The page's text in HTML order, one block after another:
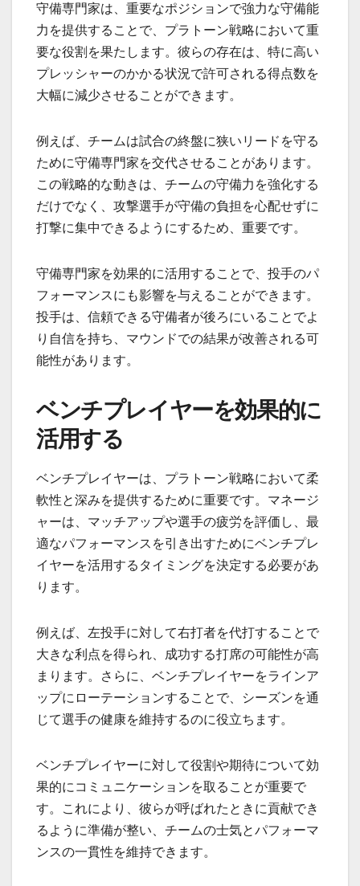
守備専門家は、重要なポジションで強力な守備能
力を提供することで、プラトーン戦略において重
要な役割を果たします。彼らの存在は、特に高い
プレッシャーのかかる状況で許可される得点数を
大幅に減少させることができます。
例えば、チームは試合の終盤に狭いリードを守る
ために守備専門家を交代させることがあります。
この戦略的な動きは、チームの守備力を強化する
だけでなく、攻撃選手が守備の負担を心配せずに
打撃に集中できるようにするため、重要です。
守備専門家を効果的に活用することで、投手のパ
フォーマンスにも影響を与えることができます。
投手は、信頼できる守備者が後ろにいることでよ
り自信を持ち、マウンドでの結果が改善される可
能性があります。
ベンチプレイヤーを効果的に
活用する
ベンチプレイヤーは、プラトーン戦略において柔
軟性と深みを提供するために重要です。マネージ
ャーは、マッチアップや選手の疲労を評価し、最
適なパフォーマンスを引き出すためにベンチプレ
イヤーを活用するタイミングを決定する必要があ
ります。
例えば、左投手に対して右打者を代打することで
大きな利点を得られ、成功する打席の可能性が高
まります。さらに、ベンチプレイヤーをラインア
ップにローテーションすることで、シーズンを通
じて選手の健康を維持するのに役立ちます。
ベンチプレイヤーに対して役割や期待について効
果的にコミュニケーションを取ることが重要で
す。これにより、彼らが呼ばれたときに貢献でき
るように準備が整い、チームの士気とパフォーマ
ンスの一貫性を維持できます。